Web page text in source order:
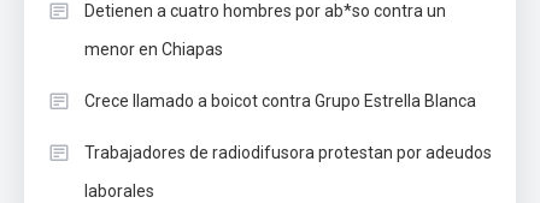
Detienen a cuatro hombres por ab*so contra un
menor en Chiapas
Crece llamado a boicot contra Grupo Estrella Blanca
Trabajadores de radiodifusora protestan por adeudos
laborales